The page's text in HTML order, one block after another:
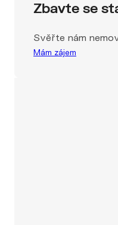
Zbavte se
Svěřte nám
Mám zájem